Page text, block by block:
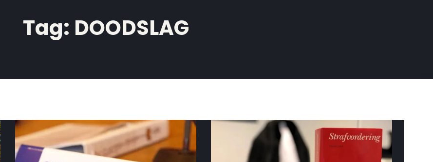
Tag: DOODSLAG